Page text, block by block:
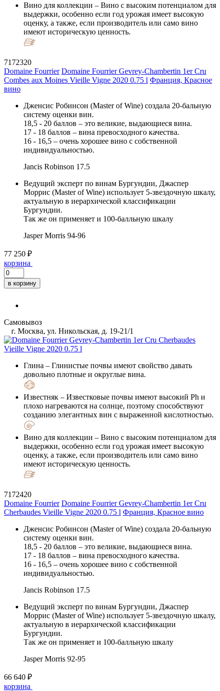
Вино для коллекции – Вино с высоким потенциалом для
выдержки, особенно если год урожая имеет высокую
оценку, а также, если производитель или само вино
имеют историческую ценность.
7172320
Domaine Fourrier Domaine Fourrier Gevrey-Chambertin 1er Cru
Combes aux Moines Vieille Vigne 2020 0.75 l Франция, Красное
вино
Дженсис Робинсон (Master of Wine) создала 20-бальную
систему оценки вин.
18,5 - 20 баллов – это великие, выдающиеся вина.
17 - 18 баллов – вина превосходного качества.
16 - 16,5 – очень хорошее вино с собственной
индивидуальностью.
Jancis Robinson 17.5
Ведущий эксперт по винам Бургундии, Джаспер
Моррис (Master of Wine) использует 5-звездочную шкалу,
актуальную в иерархической классификации
Бургундии.
Так же он применяет и 100-балльную шкалу
Jasper Morris 94-96
77 250 ₽
корзина
в корзину
Самовывоз
г. Москва, ул. Никольская, д. 19-21/1
Глина – Глинистые почвы имеют свойство давать
довольно плотные и округлые вина.
Известняк – Известковые почвы имеют высокий Ph и
плохо нагреваются на солнце, поэтому способствуют
созданию элегантных вин с выраженной кислотностью.
Вино для коллекции – Вино с высоким потенциалом для
выдержки, особенно если год урожая имеет высокую
оценку, а также, если производитель или само вино
имеют историческую ценность.
7172420
Domaine Fourrier Domaine Fourrier Gevrey-Chambertin 1er Cru
Cherbaudes Vieille Vigne 2020 0.75 l Франция, Красное вино
Дженсис Робинсон (Master of Wine) создала 20-бальную
систему оценки вин.
18,5 - 20 баллов – это великие, выдающиеся вина.
17 - 18 баллов – вина превосходного качества.
16 - 16,5 – очень хорошее вино с собственной
индивидуальностью.
Jancis Robinson 17.5
Ведущий эксперт по винам Бургундии, Джаспер
Моррис (Master of Wine) использует 5-звездочную шкалу,
актуальную в иерархической классификации
Бургундии.
Так же он применяет и 100-балльную шкалу
Jasper Morris 92-95
66 640 ₽
корзина